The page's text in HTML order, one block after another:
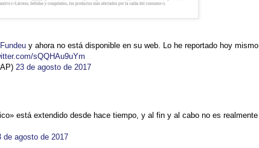
y ahora no está disponible en su web. Lo he reportado hoy mismo
sQQHAu9uYm
23 de agosto de 2017
está extendido desde hace tiempo, y al fin y al cabo no es realmente
de agosto de 2017